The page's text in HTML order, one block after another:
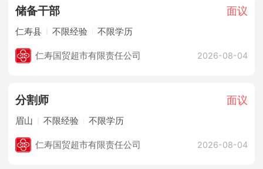
储备干部 面议
仁寿县 不限经验 不限学历
仁寿国贸超市有限责任公司 2026-08-04
分割师 面议
眉山 不限经验 不限学历
仁寿国贸超市有限责任公司 2026-08-04